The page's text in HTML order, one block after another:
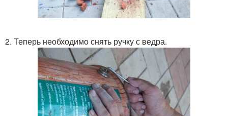
2. Теперь необходимо снять ручку с ведра.